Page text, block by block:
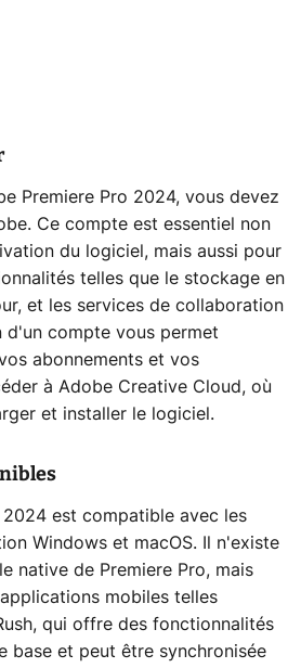
Premiere Pro 2024, vous devez
Ce compte est essentiel non
du logiciel, mais aussi pour
telles que le stockage en
et les services de collaboration
d'un compte vous permet
abonnements et vos
à Adobe Creative Cloud, où
et installer le logiciel.
2024 est compatible avec les
Windows et macOS. Il n'existe
native de Premiere Pro, mais
mobiles telles
qui offre des fonctionnalités
base et peut être synchronisée